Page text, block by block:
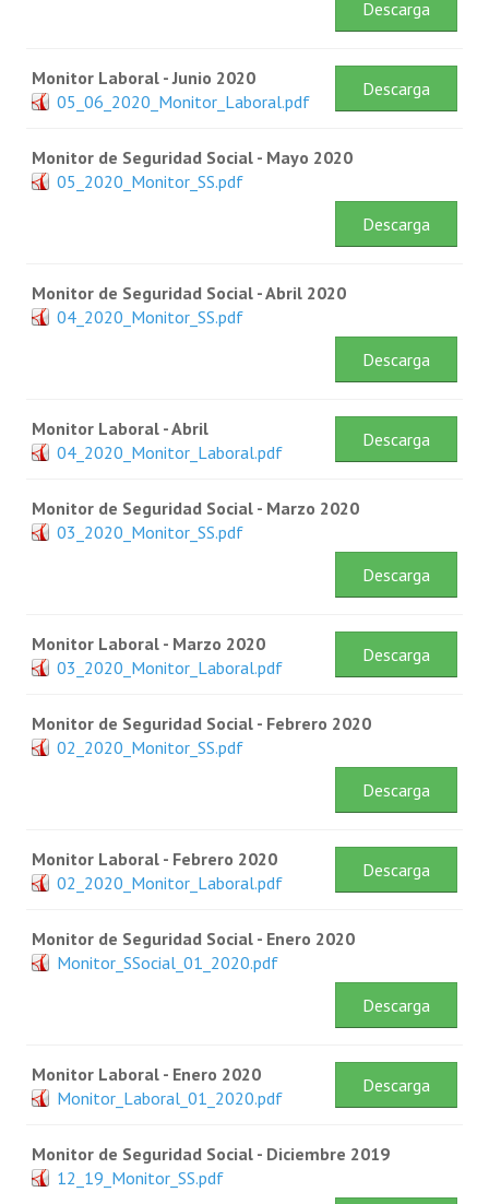
Descarga
Monitor Laboral - Junio 2020
05_06_2020_Monitor_Laboral.pdf
Descarga
Monitor de Seguridad Social - Mayo 2020
05_2020_Monitor_SS.pdf
Descarga
Monitor de Seguridad Social - Abril 2020
04_2020_Monitor_SS.pdf
Descarga
Monitor Laboral - Abril
04_2020_Monitor_Laboral.pdf
Descarga
Monitor de Seguridad Social - Marzo 2020
03_2020_Monitor_SS.pdf
Descarga
Monitor Laboral - Marzo 2020
03_2020_Monitor_Laboral.pdf
Descarga
Monitor de Seguridad Social - Febrero 2020
02_2020_Monitor_SS.pdf
Descarga
Monitor Laboral - Febrero 2020
02_2020_Monitor_Laboral.pdf
Descarga
Monitor de Seguridad Social - Enero 2020
Monitor_SSocial_01_2020.pdf
Descarga
Monitor Laboral - Enero 2020
Monitor_Laboral_01_2020.pdf
Descarga
Monitor de Seguridad Social - Diciembre 2019
12_19_Monitor_SS.pdf